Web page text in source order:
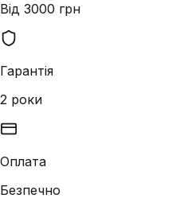
Від 3000 грн
Гарантія
2 роки
Оплата
Безпечно